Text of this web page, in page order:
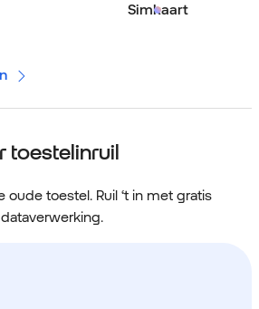
Simkaart
toestelinruil
oude toestel. Ruil ‘t in met gratis